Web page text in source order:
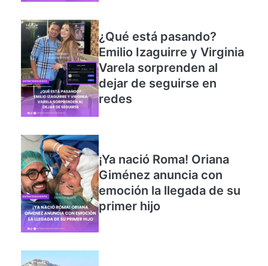
¿Qué está pasando?
Emilio Izaguirre y Virginia
Varela sorprenden al
dejar de seguirse en
¡Ya nació Roma! Oriana
Giménez anuncia con
emoción la llegada de su